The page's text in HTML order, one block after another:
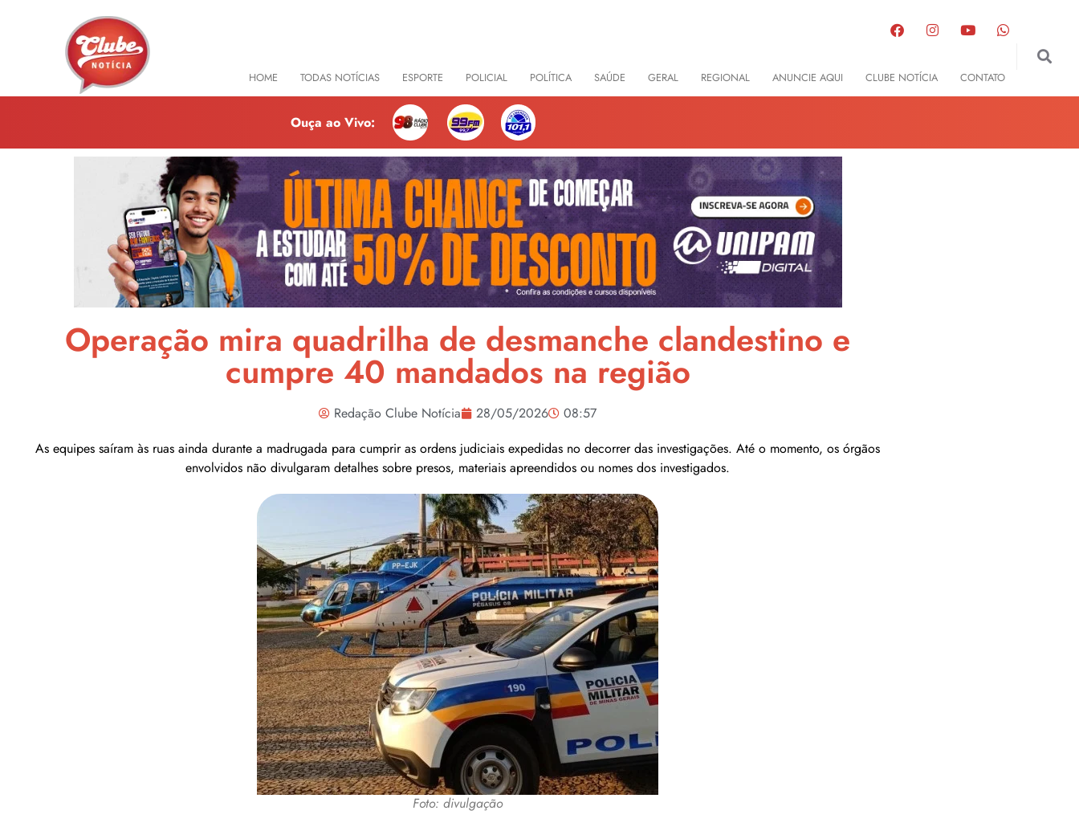
HOME TODAS NOTÍCIAS ESPORTE POLICIAL POLÍTICA SAÚDE GERAL REGIONAL ANUNCIE AQUI CLUBE NOTÍCIA CONTATO
Ouça ao Vivo:
Operação mira quadrilha de desmanche clandestino e
cumpre 40 mandados na região
Redação Clube Notícia 28/05/2026
08:57
As equipes saíram às ruas ainda durante a madrugada para cumprir as ordens judiciais expedidas no decorrer das investigações. Até o momento, os órgãos
envolvidos não divulgaram detalhes sobre presos, materiais apreendidos ou nomes dos investigados.
Foto: divulgação